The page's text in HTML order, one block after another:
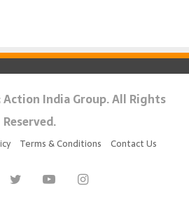
India Group. All Rights
Reserved.
Terms & Conditions Contact Us
Twitter YouTubeInstagram